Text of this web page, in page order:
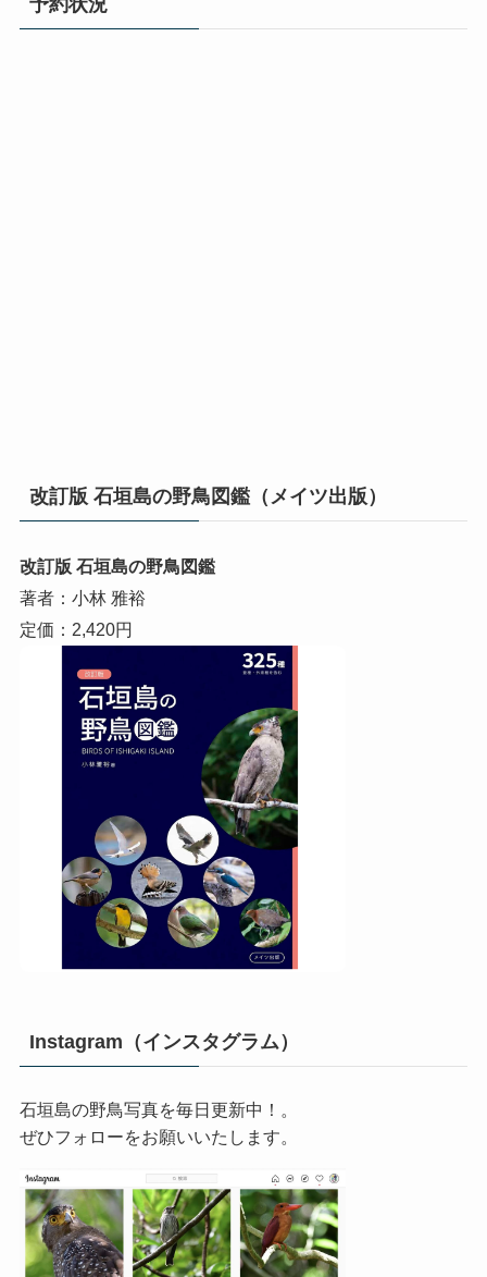
予約状況
改訂版 石垣島の野鳥図鑑（メイツ出版）
改訂版 石垣島の野鳥図鑑
著者：小林 雅裕
定価：2,420円
Instagram（インスタグラム）
石垣島の野鳥写真を毎日更新中！。
ぜひフォローをお願いいたします。